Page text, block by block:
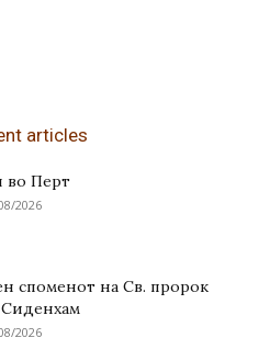
articles
Перт
2026
споменот на Св. пророк
2026